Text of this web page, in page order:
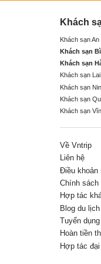
Khách
Khách sạn
Khách sạn
Khách sạn
Khách sạn
Khách sạn
Khách sạn
Khách sạn
Về Vntrip
Liên hệ
Điều khoản
Chính sách
Hợp tác
Blog du lịch
Tuyển dụng
Hoàn tiền
Hợp tác